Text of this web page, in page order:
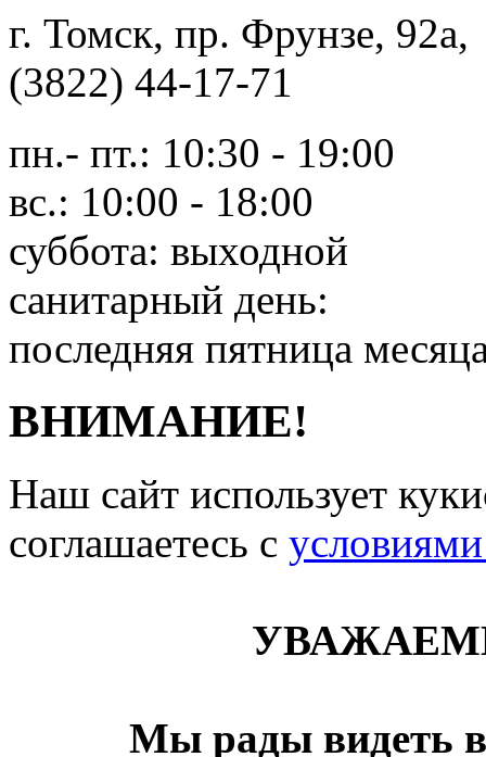
г. Томск, пр. Фрунзе,
(3822) 44-17-71
пн.- пт.: 10:30 - 19:00
вс.: 10:00 - 18:00
суббота: выходной
санитарный день:
последняя пятница
ВНИМАНИЕ!
Наш сайт использует
соглашаетесь c
Мы рады видеть